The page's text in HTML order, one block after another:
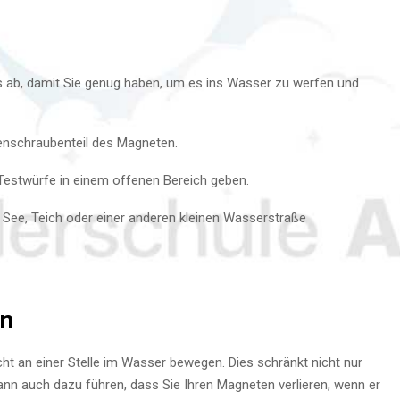
damit Sie genug haben, um es ins Wasser zu werfen und
des Magneten.
in einem offenen Bereich geben.
Teich oder einer anderen kleinen Wasserstraße
an einer Stelle im Wasser bewegen. Dies schränkt nicht nur
auch dazu führen, dass Sie Ihren Magneten verlieren, wenn er